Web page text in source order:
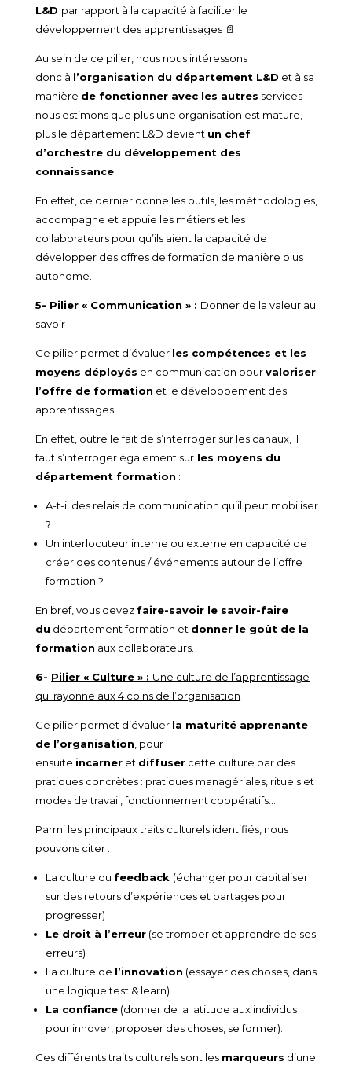
L&D par rapport à la capacité à faciliter le
développement des apprentissages 📄.
Au sein de ce pilier, nous nous intéressons
donc à l’organisation du département L&D et à sa
manière de fonctionner avec les autres services :
nous estimons que plus une organisation est mature,
plus le département L&D devient un chef
d’orchestre du développement des
connaissance
En effet, ce dernier donne les outils, les méthodologies,
accompagne et appuie les métiers et les
collaborateurs pour qu’ils aient la capacité de
développer des offres de formation de manière plus
autonome.
5- Pilier « Communication » : Donner de la valeur au
savoir
Ce pilier permet d’évaluer les compétences et les
moyens déployés en communication pourvaloriser
l’offre de formation et le développement des
apprentissages.
En effet, outre le fait de s’interroger sur les canaux, il
faut s’interroger également sur les moyens du
département formation :
A-t-il des relais de communication qu’il peut mobiliser
?
Un interlocuteur interne ou externe en capacité de
créer des contenus / événements autour de l’offre
formation ?
En bref, vous devez faire-savoir le savoir-faire
du département formation et donner le goût de la
formation aux collaborateurs.
6- Pilier « Culture » : Une culture de l’apprentissage
qui rayonne aux 4 coins de l’organisation
Ce pilier permet d’évaluer la maturité apprenante
de l’organisation , pour
ensuite incarner et diffuser cette culture par des
pratiques concrètes : pratiques managériales, rituels et
modes de travail, fonctionnement coopératifs…
Parmi les principaux traits culturels identifiés, nous
pouvons citer :
La culture du feedback (échanger pour capitaliser
sur des retours d’expériences et partages pour
progresser)
Le droit à l’erreur (se tromper et apprendre de ses
erreurs)
La culture de l’innovation (essayer des choses, dans
une logique test & learn)
La confiance (donner de la latitude aux individus
pour innover, proposer des choses, se former).
Ces différents traits culturels sont les marqueurs d’une